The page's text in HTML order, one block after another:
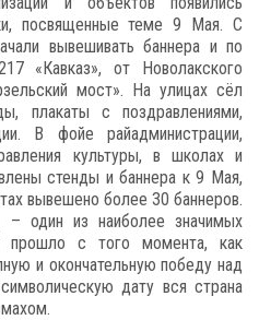
посвященные теме 9 Мая. С
вывешивать баннера и по
«Кавказ», от Новолакского
мост». На улицах сёл
плакаты с поздравлениями,
В фойе райадминистрации,
культуры, в школах и
стенды и баннера к 9 Мая,
вывешено более 30 баннеров.
один из наиболее значимых
прошло с того момента, как
и окончательную победу над
дату вся страна